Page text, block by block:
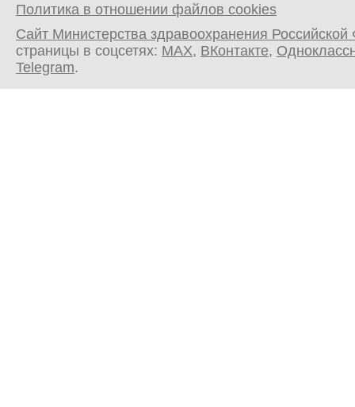
Политика в отношении файлов cookies
Сайт Министерства здравоохранения
страницы в соцсетях: MAX, ВКонтакте,
Telegram.